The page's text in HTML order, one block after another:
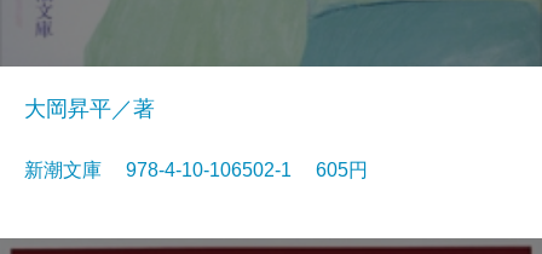
大岡昇平／著
新潮文庫 978-4-10-106502-1 605円